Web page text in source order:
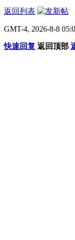
返回列表
GMT-4, 2026-8-8
快速回复 返回顶部